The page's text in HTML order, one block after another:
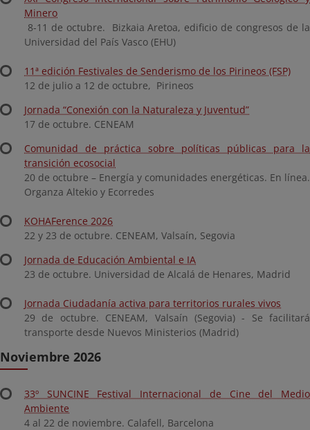
Minero
8-11 de octubre. Bizkaia Aretoa, edificio de congresos de la
Universidad del País Vasco (EHU)
11ª edición Festivales de Senderismo de los Pirineos (FSP)
12 de julio a 12 de octubre, Pirineos
Jornada “Conexión con la Naturaleza y Juventud”
17 de octubre. CENEAM
Comunidad de práctica sobre políticas públicas para la
transición ecosocial
20 de octubre – Energía y comunidades energéticas. En línea.
Organza Altekio y Ecorredes
KOHAFerence 2026
22 y 23 de octubre. CENEAM, Valsaín, Segovia
Jornada de Educación Ambiental e IA
23 de octubre. Universidad de Alcalá de Henares, Madrid
Jornada Ciudadanía activa para territorios rurales vivos
29 de octubre. CENEAM, Valsaín (Segovia) - Se facilitará
transporte desde Nuevos Ministerios (Madrid)
Noviembre 2026
33º SUNCINE Festival Internacional de Cine del Medio
Ambiente
4 al 22 de noviembre. Calafell, Barcelona